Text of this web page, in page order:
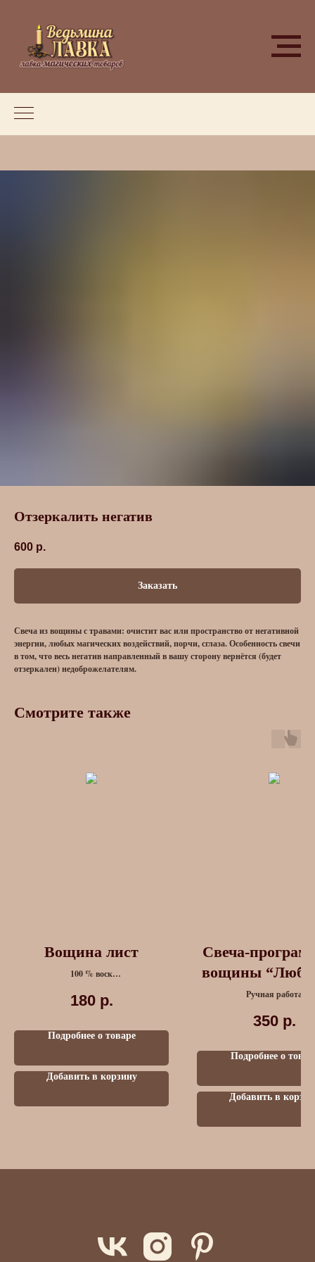
Отзеркалить негатив
600 р.
Заказать
Свеча из вощины с травами: очистит вас или пространство от негативной
энергии, любых магических воздействий, порчи, сглаза. Особенность свечи
в том, что весь негатив направленный в вашу сторону вернётся (будет
отзеркален) недоброжелателям.
Смотрите также
Вощина лист
100 % воск
180 р.
Подробнее о товаре
Добавить в корзину
Свеча-
вощины
травами
Ручная работа
350 р.
Подробнее о
Добавить в